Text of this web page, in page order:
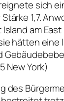
sich
1,7.
am East
hätten eine
New York)
des